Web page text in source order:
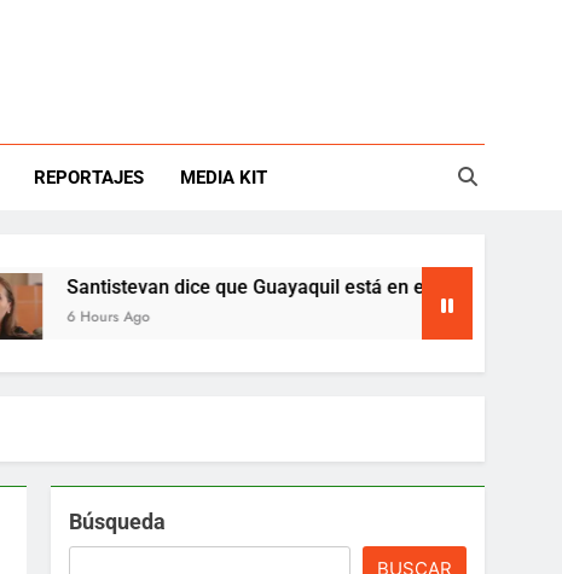
REPORTAJES MEDIA KIT
Santistevan dice que Guayaquil está en emergencia
6 Hours Ago
Búsqueda
BUSCAR